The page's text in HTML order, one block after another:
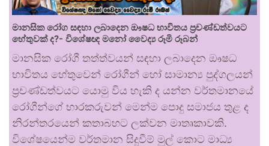
මානසික රෝග සඳහා ලබාදෙන ඖෂධ භාවිතය ප්‍රචණ්ඩත්වයට
හේතුවක් ද?- විශේෂඥ මනෝ වෛද්‍ය රූමි රූබන්
මානසික රෝගී තත්ත්වයන් සඳහා ලබාදෙන ඖෂධ
භාවිතය හේතුවෙන් රෝගීන් හෝ සාමාන්‍ය පුද්ගලයන්
ප්‍රචණ්ඩත්වයට යොමු විය හැකි ද යන්න වර්තමානයේ
රෝගීන්ගේ භාරකරුවන් මෙන්ම පොදු සමාජය තුළ ද
නිරන්තරයෙන් කතාබහට ලක්වන මාතෘකාවකි.
විශේෂයෙන්ම වර්තමාන සිදුවීම් මුල් කොට මාධ්‍ය